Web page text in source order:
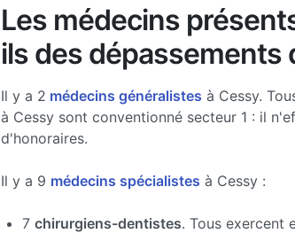
Les médecins
ils des dépassements
Il y a 2 médecins généralistes à Cessy.
à Cessy sont conventionné secteur 1 : il
d'honoraires.
Il y a 9 médecins spécialistes à Cessy :
7 chirurgiens-dentistes. Tous exercent